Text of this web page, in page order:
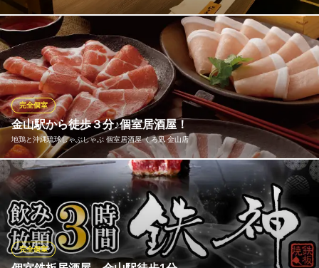
金山の大衆酒場
地下鉄名城・名港線金山駅 徒歩2分
愛知県名古屋市熱田区金山町1-6-8 1F
まるで和風旅館のようなゆったりと食事が楽しめる空間を目指
し、個室を用意いたしました。都会の喧噪を忘れて極上タンに舌
鼓。
黒毛和牛と牛タン専門 個室居酒屋 Kurosawa 金山駅店
黒毛和牛&銀座牛タン
地下鉄名城・名港線金山駅 徒歩1分
愛知県名古屋市中区金山2-16-16 冨士田ビル5F
金山駅から徒歩３分♪個室居酒屋！
地鶏と沖縄琉球しゃぶしゃぶ 個室居酒屋 くろ凪 金山店
完全個室
金山駅近の落ち着いた個室居酒屋！宴会個室席を2名様～6名・8名
様～12名様・小人数個室と宴会貸切用広々個室をご用意しており
ます♪テーブル個室・掘りごたつ個室などお客様のご希望に合う席
をご選択下さい。記憶に残る素敵なひと時を！
地鶏と沖縄琉球しゃぶしゃぶ 個室居酒屋 くろ凪 金山店
完全個室